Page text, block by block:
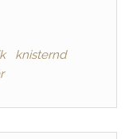
knisternd